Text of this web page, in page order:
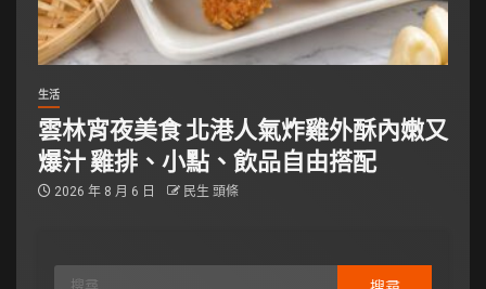
生活
雲林宵夜美食 北港人氣炸雞外酥內嫩又
爆汁 雞排、小點、飲品自由搭配
2026 年 8 月 6 日 民生 頭條